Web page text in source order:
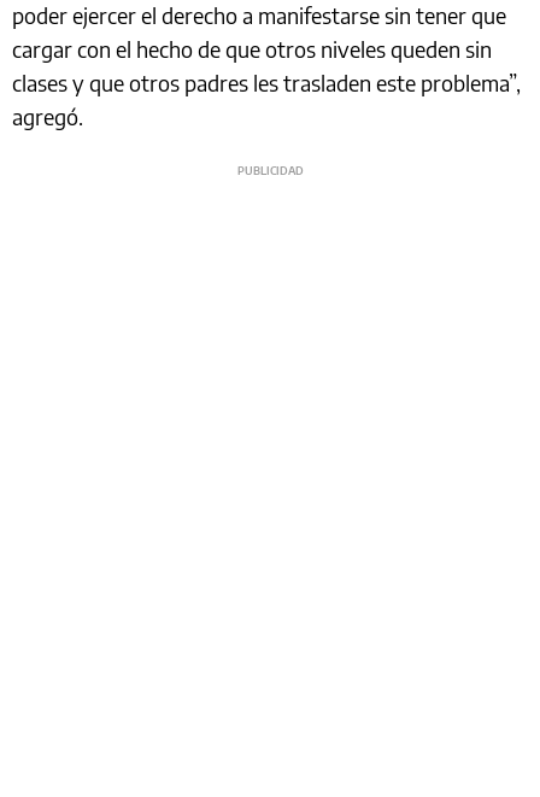
poder ejercer el derecho a manifestarse sin tener que
cargar con el hecho de que otros niveles queden sin
clases y que otros padres les trasladen este problema”,
agregó.